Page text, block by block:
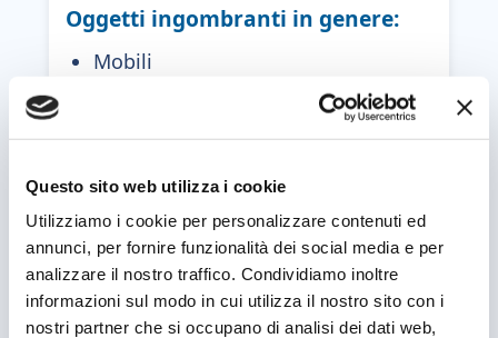
Questo sito web utilizza i cookie
Utilizziamo i cookie per personalizzare contenuti ed
annunci, per fornire funzionalità dei social media e per
analizzare il nostro traffico. Condividiamo inoltre
informazioni sul modo in cui utilizza il nostro sito con i
nostri partner che si occupano di analisi dei dati web,
Oggetti ingombranti in genere:
Mobili
Infissi
Legno
Rottami metallici
Calcinacci in piccole quantità
Biciclette